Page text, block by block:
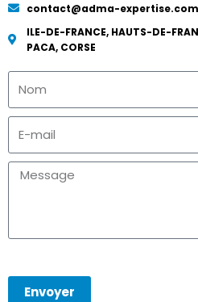
contact@adma-expertise.com
ILE-DE-FRANCE, HAUTS-DE-
PACA, CORSE
Envoyer